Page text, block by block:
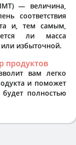
— величина,
соответствия
и, тем самым,
ли масса
избыточной.
продуктов
вам легко
и поможет
полностью